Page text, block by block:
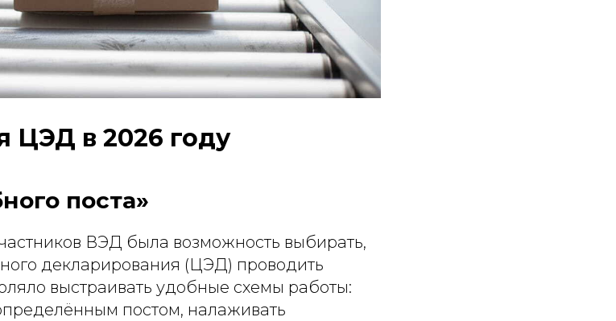
ЦЭД в 2026 году
поста»
ВЭД была возможность выбирать,
декларирования (ЦЭД) проводить
выстраивать удобные схемы работы:
постом, налаживать